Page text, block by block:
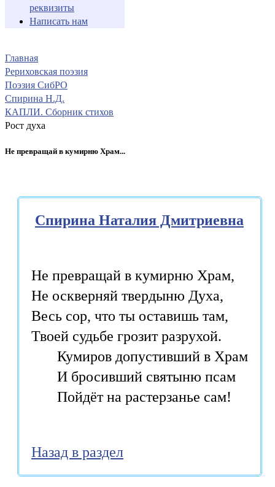
реквизиты
Написать нам
Главная
Рериховская поэзия
Поэзия СибРО
Спирина Н.Д.
КАПЛИ. Сборник стихов
Рост духа
Не превращай в кумирню Храм...
Спирина Наталия Дмитриевна
Не превращай в кумирню Храм,
Не оскверняй твердыню Духа,
Весь сор, что ты оставишь там,
Твоей судьбе грозит разрухой.
       Кумиров допустивший в Храм
       И бросивший святыню псам
       Пойдёт на растерзанье сам!
Назад в раздел